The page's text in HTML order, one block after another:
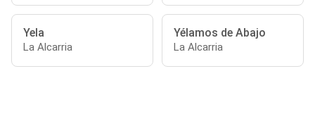
Yela
La Alcarria
Yélamos de Abajo
La Alcarria